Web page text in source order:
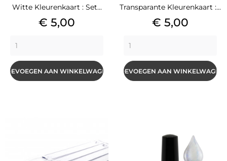
Witte Kleurenkaart : Set...
Prijs
€ 5,00
TOEVOEGEN AAN WINKELWAGEN
Transparante Kleurenkaart :...
Prijs
€ 5,00
TOEVOEGEN AAN WINKELWAGEN